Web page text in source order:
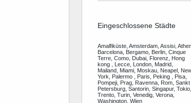
Eingeschlossene Städte
Amalfiküste, Amsterdam, Assisi,
Barcelona, Bergamo, Berlin, Cinque
Terre, Como, Dubai, Florenz, Hong
kong , Lecce, London, Madrid,
Mailand, Miami, Moskau, Neapel,
York, Palermo , Paris, Peking , Pisa,
Pompeji, Prag, Ravenna, Rom, Sankt
Petersburg, Santorin, Singapur, Tokio,
Trento, Turin, Venedig, Verona,
Washington, Wien